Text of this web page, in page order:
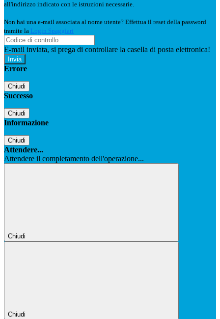
all'indirizzo indicato con le istruzioni necessarie.
Non hai una e-mail associata al nome utente? Effettua il reset della password
tramite la Login Spaggiari
E-mail inviata, si prega di controllare la casella di posta elettronica!
Errore
Chiudi
Successo
Chiudi
Informazione
Chiudi
Attendere...
Attendere il completamento dell'operazione...
Chiudi
Chiudi